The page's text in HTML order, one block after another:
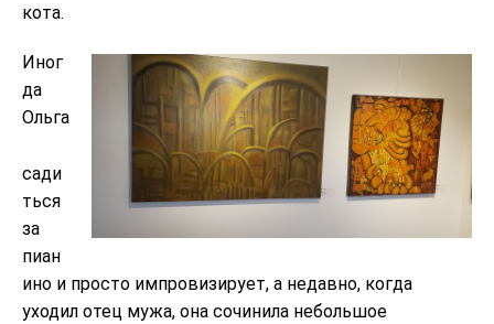
кота.
Иног
да
Ольга
сади
ться
за
пиан
ино и просто импровизирует, а недавно, когда
уходил отец мужа, она сочинила небольшое